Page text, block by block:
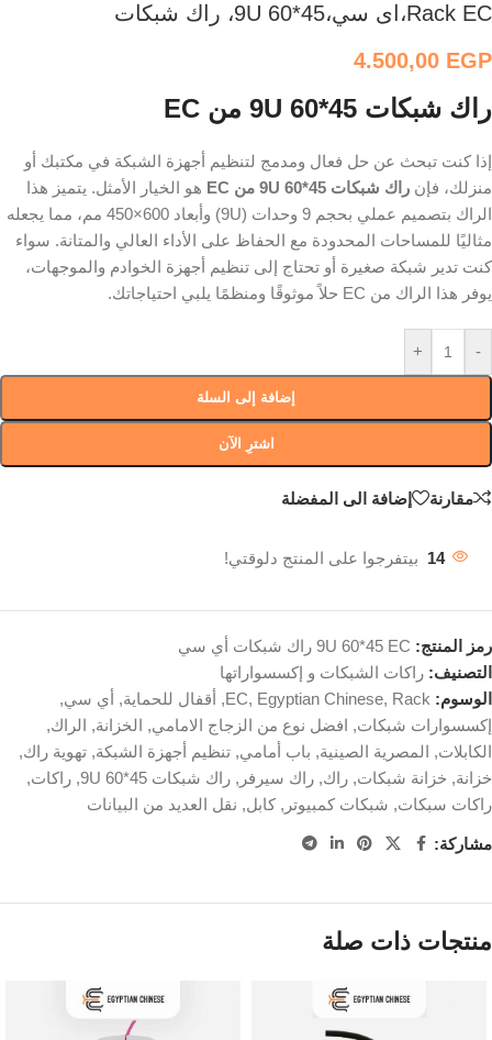
Rack EC،اى سي،9U 60*45، راك شبكات
4.500,00 EGP
راك شبكات 9U 60*45 من EC
إذا كنت تبحث عن حل فعال ومدمج لتنظيم أجهزة الشبكة في مكتبك أو
منزلك، فإن راك شبكات 9U 60*45 من EC
هو الخيار الأمثل. يتميز هذا
الراك بتصميم عملي بحجم 9 وحدات (9U) وأبعاد 600×450 مم، مما يجعله
مثاليًا للمساحات المحدودة مع الحفاظ على الأداء العالي والمتانة. سواء
كنت تدير شبكة صغيرة أو تحتاج إلى تنظيم أجهزة الخوادم والموجهات،
يوفر هذا الراك من EC حلاً موثوقًا ومنظمًا يلبي احتياجاتك.
-
+
إضافة إلى السلة
اشترِ الآن
مقارنة إضافة الى المفضلة
14 بيتفرجوا على المنتج دلوقتي!
رمز المنتج: 9U 60*45 EC راك شبكات أي سي
التصنيف: راكات الشبكات و إكسسواراتها
الوسوم:
EC, Egyptian Chinese, Rack
, أقفال للحماية, أي سي,
إكسسوارات شبكات, افضل نوع من الزجاج الامامي, الخزانة, الراك,
الكابلات, المصرية الصينية, باب أمامي, تنظيم أجهزة الشبكة, تهوية راك,
خزانة, خزانة شبكات, راك, راك سيرفر , راك شبكات 9U 60*45 , راكات,
راكات سبكات, شبكات كمبيوتر , كابل, نقل العديد من البيانات
مشاركة:
منتجات ذات صلة